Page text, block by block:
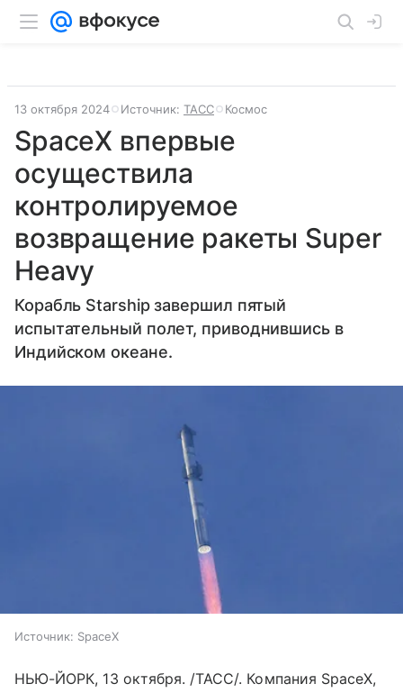
13 октября 2024 Источник: ТАСС Космос
SpaceX впервые
осуществила
контролируемое
возвращение ракеты Super
Heavy
Корабль Starship завершил пятый
испытательный полет, приводнившись в
Индийском океане.
Источник: SpaceX
НЬЮ-ЙОРК, 13 октября. /ТАСС/. Компания SpaceX,